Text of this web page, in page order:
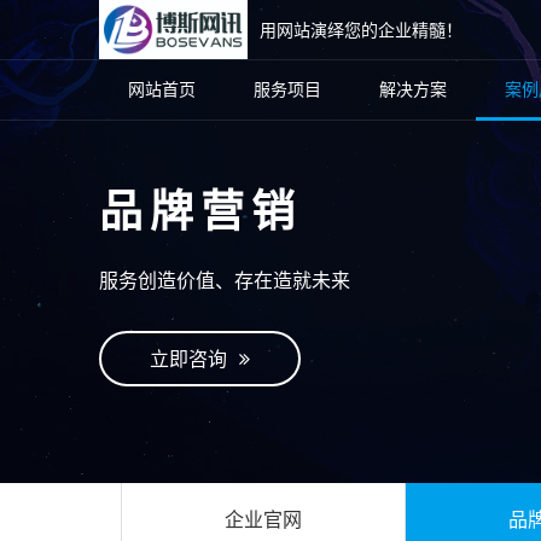
用网站演绎您的企业精髓！
网站首页 服务项目 解决方案 案
品牌营销
服务创造价值、存在造就未来
立即咨询
企业官网 品